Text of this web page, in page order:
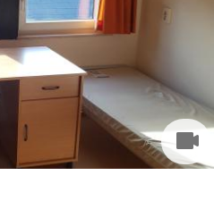
des Dinandiers 22 - 309, dans le
communautaire de 10 chambres
dans le quartier des Bruyères,
(à 4 minutes à pied), et
et facultés multiples. A 1...